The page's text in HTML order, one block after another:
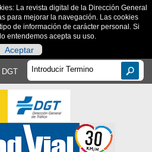
La revista digital de la Dirección General
para mejorar la navegación. Las cookies
de información de carácter personal. Si
entendemos acepta su uso.
Aceptar
DGT